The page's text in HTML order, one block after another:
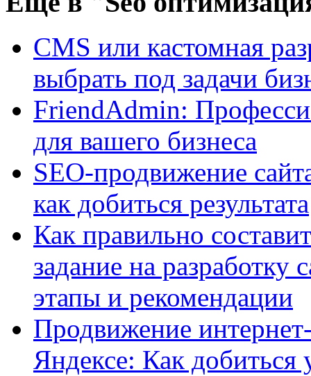
CMS или кастомная
выбрать под задачи
FriendAdmin:
для вашего бизнеса
SEO-продвижение
как добиться результата
Как правильно
задание на разработку
этапы и рекомендации
Продвижение
Яндексе: Как добиться